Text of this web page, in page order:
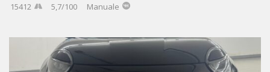
15412 5,7/100 Manuale